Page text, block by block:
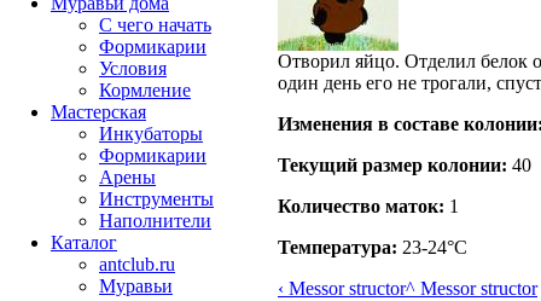
Отворил яйцо. Отделил белок
один день его не трогали,
Изменения в составе
Текущий размер кoлонии: 40
Количество маток: 1
Температура: 23-24°C
‹ Messor structor^ Messor structor
С чего начать
Формикарии
Условия
Кормление
Мастерская
Инкубаторы
Формикарии
Арены
Инструменты
Наполнители
Каталог
antclub.ru
Муравьи